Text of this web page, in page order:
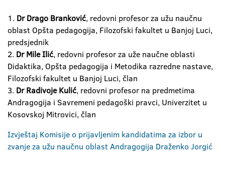
1. Dr Drago Branković, redovni profesor za užu naučnu
oblast Opšta pedagogija, Filozofski fakultet u Banjoj Luci,
predsjednik
2. Dr Mile Ilić, redovni profesor za uže naučne oblasti
Didaktika, Opšta pedagogija i Metodika razredne nastave,
Filozofski fakultet u Banjoj Luci, član
3. Dr Radivoje Kulić, redovni profesor na predmetima
Andragogija i Savremeni pedagoški pravci, Univerzitet u
Kosovskoj Mitrovici, član
Izvještaj Komisije o prijavljenim kandidatima za izbor u
zvanje za užu naučnu oblast Andragogija Draženko Jorgić